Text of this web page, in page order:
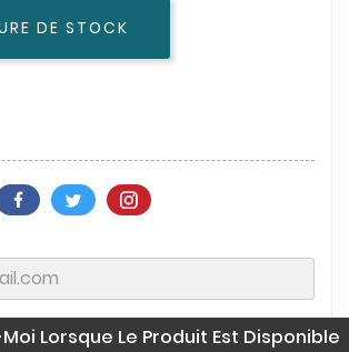
DE STOCK
Lorsque Le Produit Est Disponible